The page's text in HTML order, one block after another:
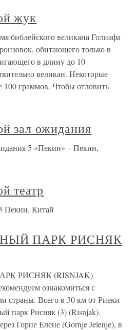
жук
библейского великана Голиафа
обитающего только в
в длину до 10
великан. Некоторые
100 граммов. Чтобы отловить
зал ожидания
5 «Пекин» – Пекин,
театр
Пекин, Китай
ПАРК РИСНЯК
РИСНЯК (RISNJAK)
ознакомиться с
страны. Всего в 30 км от Риеки
парк Рисняк (3) (Risnjak).
Горне Елене (Gornje Jelenje), в